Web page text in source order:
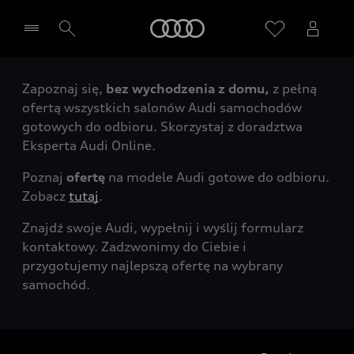
Wybierz Twojego Partnera Audi
Zapoznaj się, bez wychodzenia z domu, z pełną
ofertą wszystkich salonów Audi samochodów
gotowych do odbioru. Skorzystaj z doradztwa
Eksperta Audi Online.
Poznaj ofertę na modele Audi gotowe do odbioru.
Zobacz tutaj.
Znajdź swoje Audi, wypełnij i wyślij formularz
kontaktowy. Zadzwonimy do Ciebie i
przygotujemy najlepszą ofertę na wybrany
samochód.